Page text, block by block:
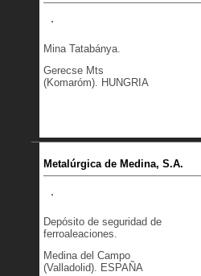
Mina Tatabánya.
Gerecse Mts
(Komaróm). HUNGRIA
Metalúrgica de Medina, S.A.
Depósito de seguridad de
ferroaleaciones.
Medina del Campo
(Valladolid). ESPAÑA